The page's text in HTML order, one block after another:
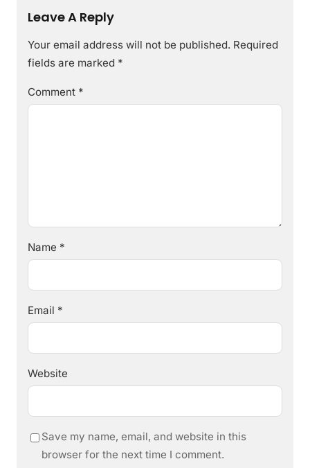
Leave A Reply
Your email address will not be published. Required
fields are marked *
Comment *
Name *
Email *
Website
Save my name, email, and website in this
browser for the next time I comment.